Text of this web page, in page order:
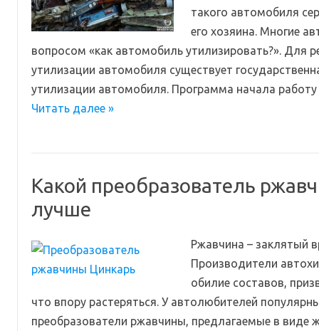
такого автомобиля
его хозяина. Многие
вопросом «как автомобиль утилизировать?». Для
утилизации автомобиля существует
утилизации автомобиля. Программа начала
Читать далее »
Какой преобразователь
лучше
Ржавчина – заклятый
Производители
обилие составов,
что впору растеряться. У автолюбителей
преобразователи ржавчины, предлагаемые в виде